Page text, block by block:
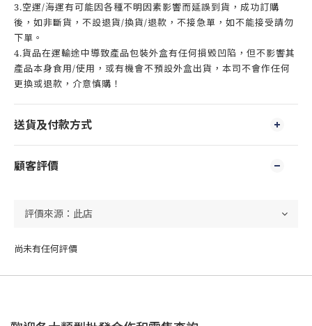
3.空運/海運有可能因各種不明因素影響而延誤到貨，成功訂購
後，如非斷貨，不設退貨/換貨/退款，不接急單，如不能接受請勿
下單。
4.貨品在運輸途中導致產品包裝外盒有任何損毀凹陷，但不影響其
產品本身食用/使用，或有機會不預設外盒出貨，本司不會作任何
更換或退款，介意慎購！
送貨及付款方式
顧客評價
尚未有任何評價